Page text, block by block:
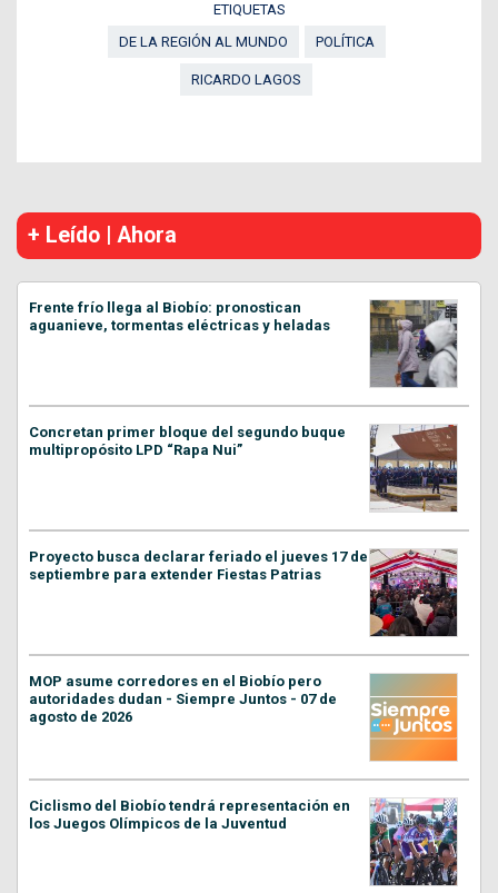
ETIQUETAS
DE LA REGIÓN AL MUNDO
POLÍTICA
RICARDO LAGOS
+ Leído | Ahora
Frente frío llega al Biobío: pronostican
aguanieve, tormentas eléctricas y heladas
Concretan primer bloque del segundo buque
multipropósito LPD “Rapa Nui”
Proyecto busca declarar feriado el jueves 17 de
septiembre para extender Fiestas Patrias
MOP asume corredores en el Biobío pero
autoridades dudan - Siempre Juntos - 07 de
agosto de 2026
Ciclismo del Biobío tendrá representación en
los Juegos Olímpicos de la Juventud